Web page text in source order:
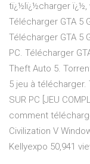
tï¿½lï¿½charger
Télécharger GTA 5
Télécharger GTA 5
PC. Télécharger
Theft Auto 5.
5 jeu à télécharger.
SUR PC [JEU
comment
Civilization V
Kellyexpo 50,941